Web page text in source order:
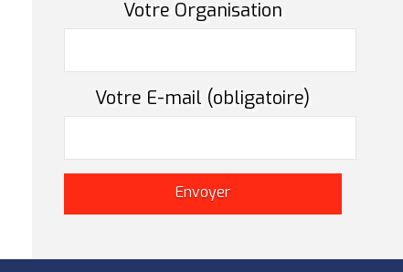
Votre Organisation
Votre E-mail (obligatoire)